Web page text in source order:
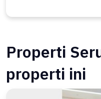
Properti
properti ini